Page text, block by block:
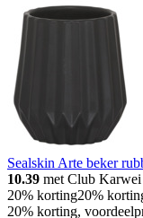
Sealskin Arte beker
10.39 met Club Karwei
20% korting20%
20% korting,